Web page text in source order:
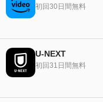
初回30日間無料
U-NEXT
初回31日間無料